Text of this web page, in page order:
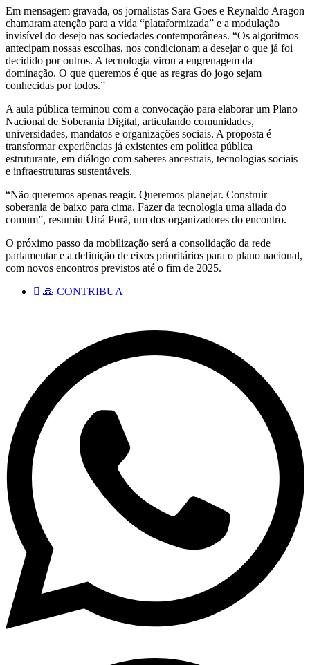
Em mensagem gravada, os jornalistas Sara Goes e Reynaldo Aragon
chamaram atenção para a vida “plataformizada” e a modulação
invisível do desejo nas sociedades contemporâneas. “Os algoritmos
antecipam nossas escolhas, nos condicionam a desejar o que já foi
decidido por outros. A tecnologia virou a engrenagem da
dominação. O que queremos é que as regras do jogo sejam
conhecidas por todos.”
A aula pública terminou com a convocação para elaborar um Plano
Nacional de Soberania Digital, articulando comunidades,
universidades, mandatos e organizações sociais. A proposta é
transformar experiências já existentes em política pública
estruturante, em diálogo com saberes ancestrais, tecnologias sociais
e infraestruturas sustentáveis.
“Não queremos apenas reagir. Queremos planejar. Construir
soberania de baixo para cima. Fazer da tecnologia uma aliada do
comum”, resumiu Uirá Porã, um dos organizadores do encontro.
O próximo passo da mobilização será a consolidação da rede
parlamentar e a definição de eixos prioritários para o plano nacional,
com novos encontros previstos até o fim de 2025.
🙏 CONTRIBUA